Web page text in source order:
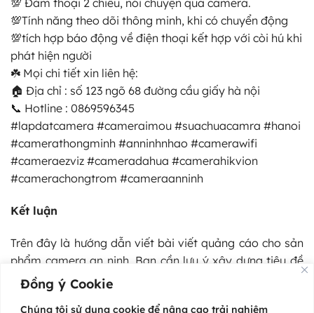
Đồng ý Cookie
Chúng tôi sử dụng cookie để nâng cao trải nghiệm
💯 Đàm thoại 2 chiều, nói chuyện qua camera.
💯Tính năng theo dõi thông minh, khi có chuyển động
💯tích hợp báo động về điện thoại kết hợp với còi hú khi
phát hiện người
☘️ Mọi chi tiết xin liên hệ:
🏠 Địa chỉ : số 123 ngõ 68 đường cầu giấy hà nội
📞 Hotline : 0869596345
#lapdatcamera #cameraimou #suachuacamra #hanoi
#camerathongminh #anninhnhao #camerawifi
#cameraezviz #cameradahua #camerahikvion
#camerachongtrom #cameraanninh
Kết luận
Trên đây là hướng dẫn viết bài viết quảng cáo cho sản
phẩm camera an ninh. Bạn cần lưu ý xây dựng tiêu đề
hấp dẫn, sử dụng ngôn ngữ thân thiện và truyền tải
thông tin một cách rõ ràng. Đồng thời, cũng nên đưa ra